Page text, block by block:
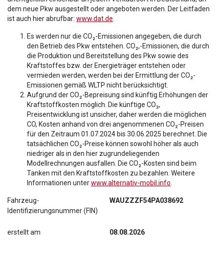
dem neue Pkw ausgestellt oder angeboten werden. Der Leitfaden
ist auch hier abrufbar: www.dat.de.
Es werden nur die CO₂-Emissionen angegeben, die durch
den Betrieb des Pkw entstehen. CO₂,-Emissionen, die durch
die Produktion und Bereitstellung des Pkw sowie des
Kraftstoffes bzw. der Energieträger entstehen oder
vermieden werden, werden bei der Ermittlung der CO₂-
Emissionen gemäß WLTP nicht berücksichtigt.
Aufgrund der CO₂-Bepreisung sind künftig Erhöhungen der
Kraftstoffkosten möglich. Die künftige CO₂,
Preisentwicklung ist unsicher, daher werden die möglichen
CO, Kosten anhand von drei angenommenen CO₂-Preisen
für den Zeitraum 01.07.2024 bis 30.06.2025 berechnet. Die
tatsächlichen CO₂-Preise können sowohl höher als auch
niedriger als in den hier zugrundeliegenden
Modellrechnungen ausfallen. Die CO₂-Kosten sind beim
Tanken mit den Kraftstoffkosten zu bezahlen. Weitere
Informationen unterwww.alternativ-mobil.info.
Fahrzeug-
Identifizierungsnummer (FIN)
WAUZZZF54PA038692
erstellt am 08.08.2026